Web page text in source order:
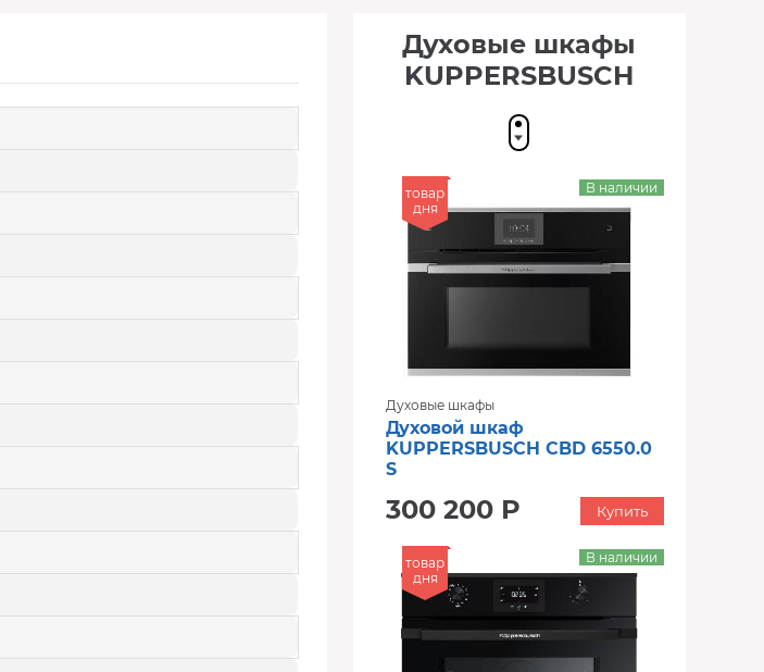
Духовые шкафы
KUPPERSBUSCH
товар
дня
Духовые шкафы
Духовой шкаф
KUPPERSBUSCH CBD 6550.0
S
300 200 Р
В наличии
Купить
товар
дня
В наличии